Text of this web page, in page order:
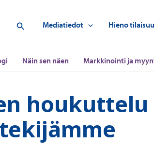
Hae Mediatiedot Hieno
Näin sen näen Markkinointi ja
houkuttelu